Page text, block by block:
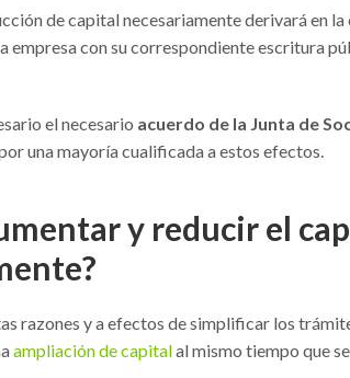
de capital necesariamente derivará en
empresa con su correspondiente escritura
el necesario acuerdo de la Junta de
una mayoría cualificada a estos efectos.
y reducir el
razones y a efectos de simplificar los
ampliación de capitalal mismo tiempo que